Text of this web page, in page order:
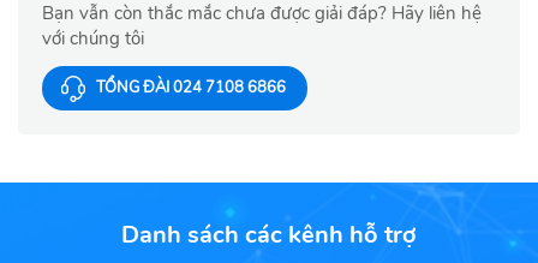
Bạn vẫn còn thắc mắc chưa được giải đáp? Hãy liên hệ
với chúng tôi
TỔNG ĐÀI 024 7108 6866
Danh sách các kênh hỗ trợ